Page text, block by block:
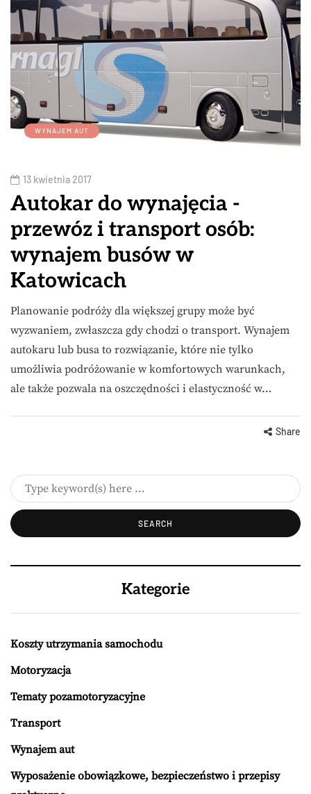
WYNAJEM AUT
13 kwietnia 2017
Autokar do wynajęcia -
przewóz i transport osób:
wynajem busów w
Katowicach
Planowanie podróży dla większej grupy może być
wyzwaniem, zwłaszcza gdy chodzi o transport. Wynajem
autokaru lub busa to rozwiązanie, które nie tylko
umożliwia podróżowanie w komfortowych warunkach,
ale także pozwala na oszczędności i elastyczność w…
Share
Kategorie
Koszty utrzymania samochodu
Motoryzacja
Tematy pozamotoryzacyjne
Transport
Wynajem aut
Wyposażenie obowiązkowe, bezpieczeństwo i przepisy